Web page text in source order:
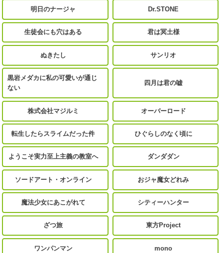
明日のナージャ Dr.STONE
生徒会にも穴はある 君は冥土様
ぬきたし サンリオ
黒岩メダカに私の可愛いが通じ
ない
四月は君の嘘
株式会社マジルミ オーバーロード
転生したらスライムだった件 ひぐらしのなく頃に
ようこそ実力至上主義の教室へ ダンダダン
ソードアート・オンライン おジャ魔女どれみ
魔法少女にあこがれて シティーハンター
ざつ旅 東方Project
ワンパンマン mono